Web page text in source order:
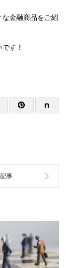
金融商品をご紹
す！